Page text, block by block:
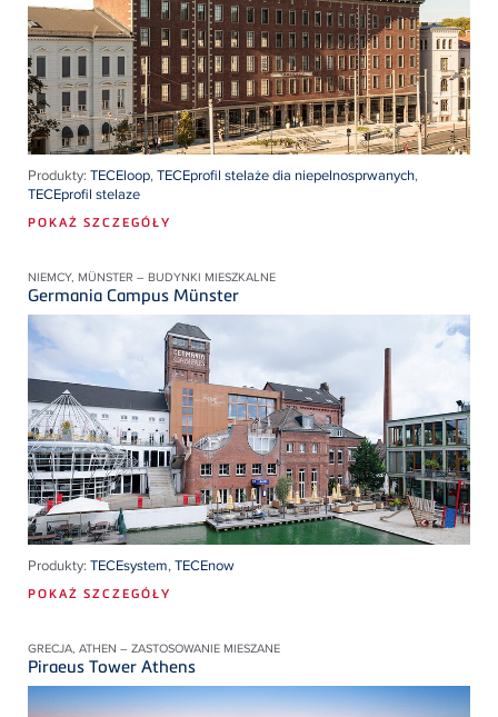
Produkty: TECEloop,TECEprofil stelaże dia niepelnosprwanych,
TECEprofil stelaze
POKAŻ SZCZEGÓŁY
NIEMCY, MÜNSTER – BUDYNKI MIESZKALNE
Germania Campus Münster
Produkty: TECEsystem,TECEnow
POKAŻ SZCZEGÓŁY
GRECJA, ATHEN – ZASTOSOWANIE MIESZANE
Piraeus Tower Athens